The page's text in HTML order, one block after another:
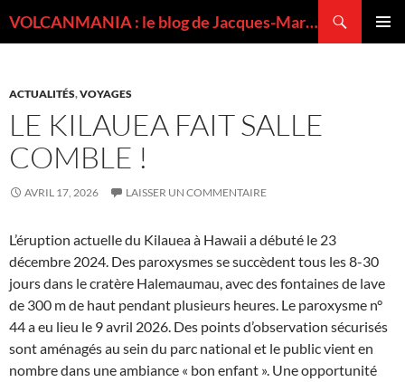
VOLCANMANIA : le blog de Jacques-Marie BARDINTZEFF, volcanologue
ACTUALITÉS,VOYAGES
LE KILAUEA FAIT SALLE
COMBLE !
AVRIL 17, 2026 LAISSER UN COMMENTAIRE
L’éruption actuelle du Kilauea à Hawaii a débuté le 23
décembre 2024. Des paroxysmes se succèdent tous les 8-30
jours dans le cratère Halemaumau, avec des fontaines de lave
de 300 m de haut pendant plusieurs heures. Le paroxysme n°
44 a eu lieu le 9 avril 2026. Des points d’observation sécurisés
sont aménagés au sein du parc national et le public vient en
nombre dans une ambiance « bon enfant ». Une opportunité